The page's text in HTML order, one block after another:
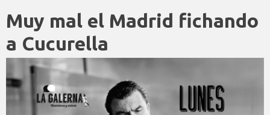
Muy mal el Madrid fichando
a Cucurella